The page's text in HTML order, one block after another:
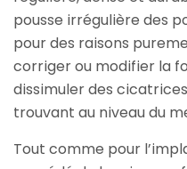
pousse irrégulière des
pour des raisons
corriger ou modifier la
dissimuler des
trouvant au niveau du
Tout comme pour